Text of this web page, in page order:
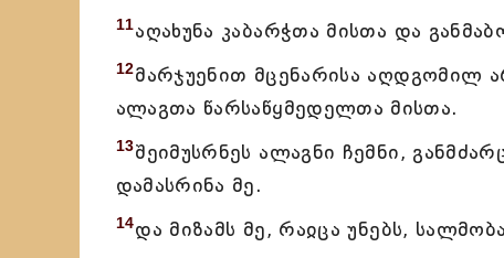
11აღახუნა კაბარჭთა მისთა და
12მარჯუენით მცენარისა აღდგომილ
ალაგთა წარსაწყმედელთა მისთა.
13შეიმუსრნეს ალაგნი ჩემნი,
დამასრინა მე.
14და მიზამს მე, რაჲცა უნებს,